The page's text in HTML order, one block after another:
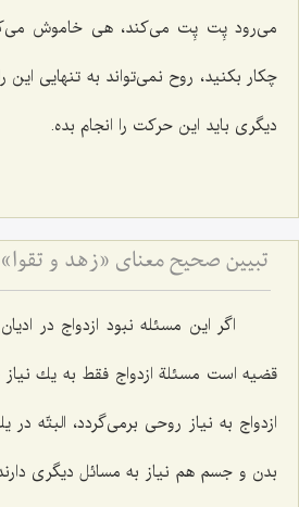
می‌رود پِت پِت می‌كند، هی خاموش
چكار بكنید، روح نمی‌تواند به تنهایی این
دیگری باید این حركت را انجام بده.
اگر این مسئله نبود ازدواج در
قضیه است مسئلة ازدواج فقط به یك
ازدواج به نیاز روحی برمی‌گردد، البتّه
بدن و جسم هم نیاز به مسائل دیگری